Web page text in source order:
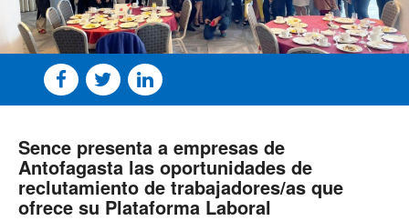
Sence presenta a empresas de
Antofagasta las oportunidades de
reclutamiento de trabajadores/as que
ofrece su Plataforma Laboral